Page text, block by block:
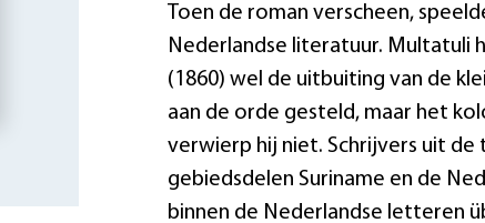
Toen de roman verscheen,
Nederlandse literatuur. Multatuli
(1860) wel de uitbuiting van de
aan de orde gesteld, maar het
verwierp hij niet. Schrijvers uit
gebiedsdelen Suriname en de
binnen de Nederlandse letteren